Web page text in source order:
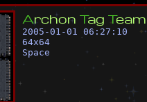
Archon Tag Team
2005-01-01 06:27:10
64x64
Space